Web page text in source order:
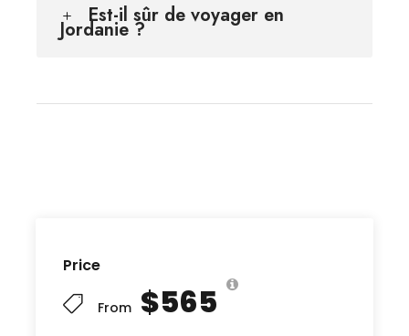
Price
From $565
Est-il sûr de voyager en
Jordanie ?